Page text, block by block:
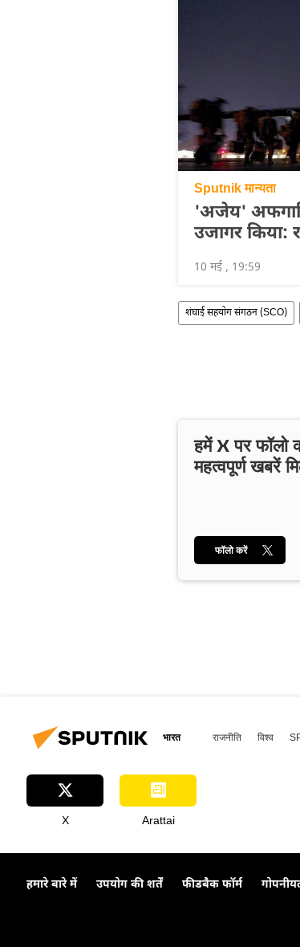
Sputnik मान्यता
'अजेय'
उजागर किया:
10 मई , 19:59
शंघाई सहयोग संगठन (SCO)
हमें X पर
महत्वपूर्ण खबरें
फॉलो करें
भारत राजनीति विश्व
X Arattai
हमारे बारे में उपयोग की शर्तें फीडबैक फॉर्म